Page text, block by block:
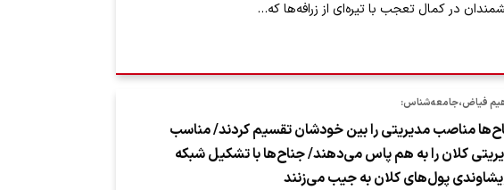
در کمال تعجب با تیره‌ای از زرافه͏‌ها که…
فیاض،جامعه‌شناس:
مناصب مدیریتی را بین خودشان تقسیم کردند/ مناسب
کلان را به هم پاس می‌دهند/ جناح‌ها با تشکیل شبکه‌
پول‌های‌ کلان به‌ جیب می‌زنند